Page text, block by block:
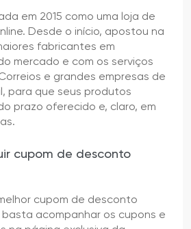
em 2015 como uma loja de
Desde o início, apostou na
fabricantes em
mercado e com os serviços
e grandes empresas de
para que seus produtos
prazo oferecido e, claro, em
cupom de desconto
cupom de desconto
basta acompanhar os cupons e